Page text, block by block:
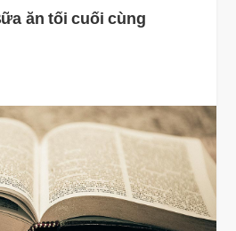
ăn tối cuối cùng